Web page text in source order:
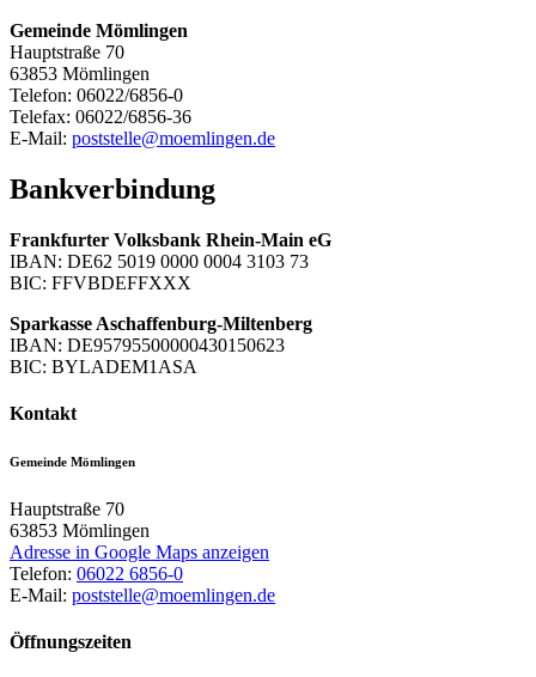
Gemeinde Mömlingen
Hauptstraße 70
63853 Mömlingen
Telefon: 06022/6856-0
Telefax: 06022/6856-36
E-Mail: poststelle@moemlingen.de
Bankverbindung
Frankfurter Volksbank Rhein-Main eG
IBAN: DE62 5019 0000 0004 3103 73
BIC: FFVBDEFFXXX
Sparkasse Aschaffenburg-Miltenberg
IBAN: DE95795500000430150623
BIC: BYLADEM1ASA
Kontakt
Gemeinde Mömlingen
Hauptstraße 70
63853 Mömlingen
Adresse in Google Maps anzeigen
Telefon: 06022 6856-0
E-Mail: poststelle@moemlingen.de
Öffnungszeiten